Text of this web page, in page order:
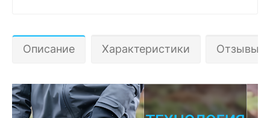
Описание Характеристики Отзывы 0